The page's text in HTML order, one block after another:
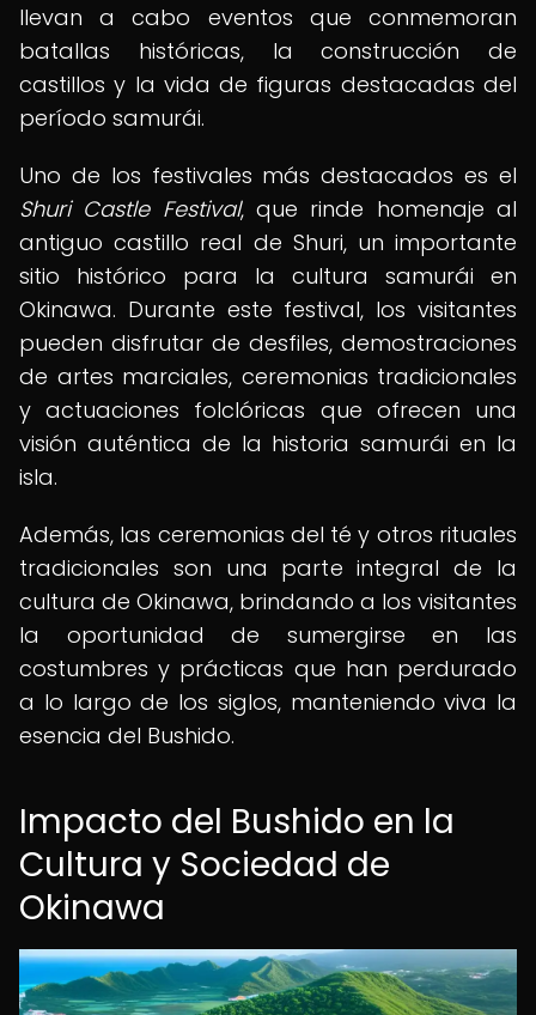
llevan a cabo eventos que conmemoran
batallas históricas, la construcción de
castillos y la vida de figuras destacadas del
período samurái.
Uno de los festivales más destacados es el
Shuri Castle Festival, que rinde homenaje al
antiguo castillo real de Shuri, un importante
sitio histórico para la cultura samurái en
Okinawa. Durante este festival, los visitantes
pueden disfrutar de desfiles, demostraciones
de artes marciales, ceremonias tradicionales
y actuaciones folclóricas que ofrecen una
visión auténtica de la historia samurái en la
isla.
Además, las ceremonias del té y otros rituales
tradicionales son una parte integral de la
cultura de Okinawa, brindando a los visitantes
la oportunidad de sumergirse en las
costumbres y prácticas que han perdurado
a lo largo de los siglos, manteniendo viva la
esencia del Bushido.
Impacto del Bushido en la
Cultura y Sociedad de
Okinawa